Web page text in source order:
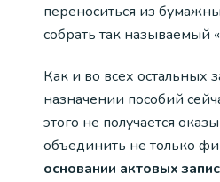
переноситься из
собрать так называемый
Как и во всех остальных
назначении пособий
этого не получается
объединить не только
основании актовых